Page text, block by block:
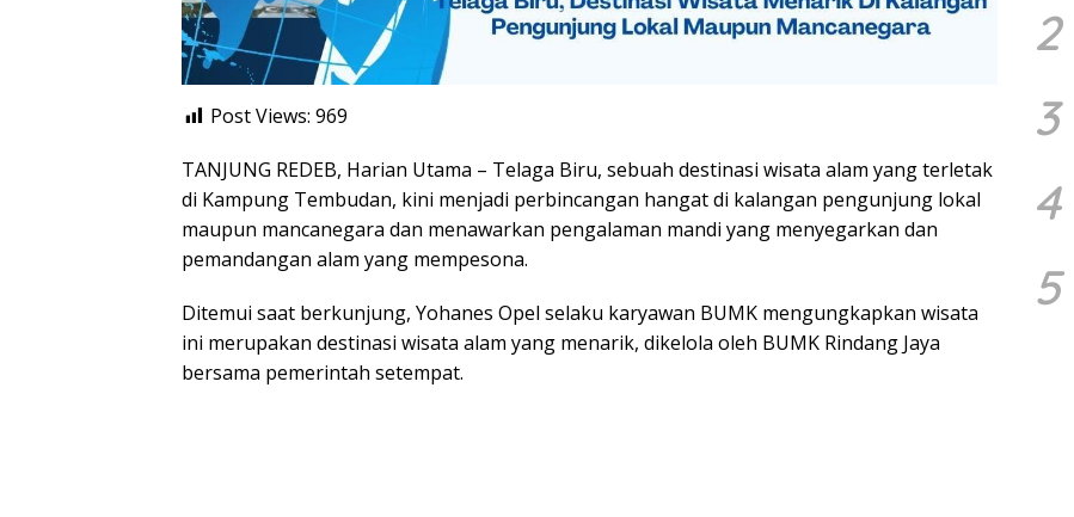
Post Views: 969
TANJUNG REDEB, Harian Utama – Telaga Biru, sebuah destinasi wisata alam yang terletak
di Kampung Tembudan, kini menjadi perbincangan hangat di kalangan pengunjung lokal
maupun mancanegara dan menawarkan pengalaman mandi yang menyegarkan dan
pemandangan alam yang mempesona.
Ditemui saat berkunjung, Yohanes Opel selaku karyawan BUMK mengungkapkan wisata
ini merupakan destinasi wisata alam yang menarik, dikelola oleh BUMK Rindang Jaya
bersama pemerintah setempat.
2
3
4
5